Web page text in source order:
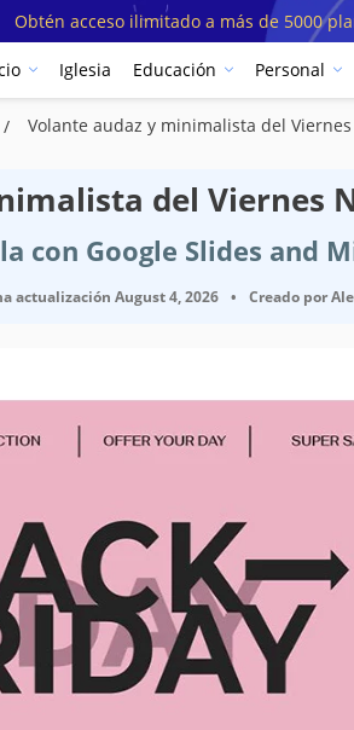
Obtén acceso ilimitado a más de 5000
Iglesia Educación Personal
Volante audaz y minimalista del
del Viernes
con Google Slides and
actualización August 4, 2026 • Creado por